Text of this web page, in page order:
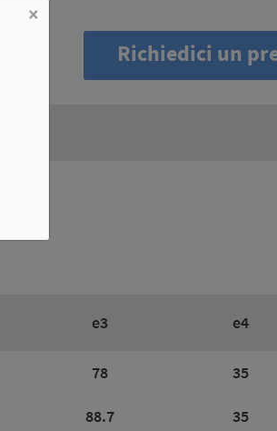
Richiedici un
e3 e4
78 35
88.7 35
×